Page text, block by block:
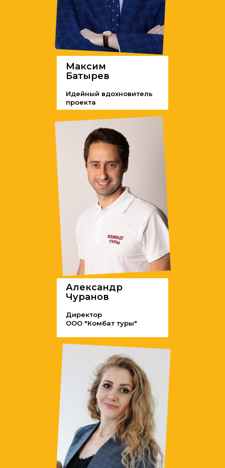
Прочитай
Идейный вдохновитель
проекта
Директор
ООО "Комбат туры"
Максим
Батырев
Александр
Чуранов